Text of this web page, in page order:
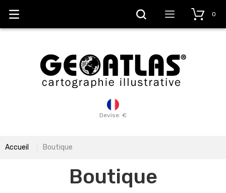
Devise: €
0
Accueil Boutique
Boutique